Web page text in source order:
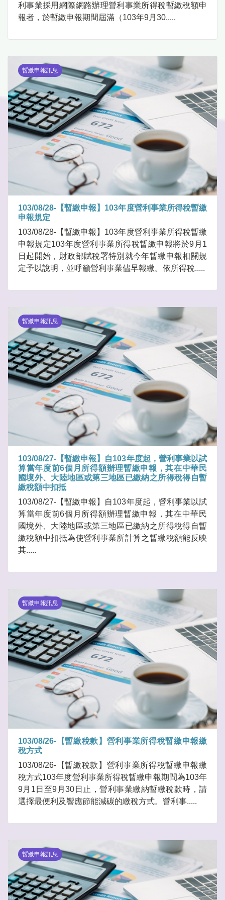
利事業採用網際網路辦理營利事業所得稅暫繳稅額申
報者，於暫繳申報期間屆滿（103年9月30.....
暫繳申報訊息
103/08/28-【暫繳申報】103年度營利事業所得稅暫繳
申報規定
103/08/28-【暫繳申報】103年度營利事業所得稅暫繳
申報規定103年度營利事業所得稅暫繳申報將於9月1
日起開始，財政部賦稅署特別就今年暫繳申報相關規
定予以說明，並呼籲營利事業儘早報繳。依所得稅.....
暫繳申報訊息
103/08/27-【暫繳申報】自103年度起，營利事業以試
算當年度前6個月所得額辦理暫繳申報，其在中華民
國境外、大陸地區或第三地區已繳納之所得稅得自暫
繳稅額中扣抵
103/08/27-【暫繳申報】自103年度起，營利事業以試
算當年度前6個月所得額辦理暫繳申報，其在中華民
國境外、大陸地區或第三地區已繳納之所得稅得自暫
繳稅額中扣抵為使營利事業所計算之暫繳稅額能反映
其.....
暫繳申報訊息
103/08/26-【暫繳稅款】營利事業所得稅暫繳申報繳
稅方式
103/08/26-【暫繳稅款】營利事業所得稅暫繳申報繳
稅方式103年度營利事業所得稅暫繳申報期間為103年
9月1日至9月30日止，營利事業繳納暫繳稅款時，請
選擇最便利及響應節能減碳的繳稅方式。營利事.....
暫繳申報訊息